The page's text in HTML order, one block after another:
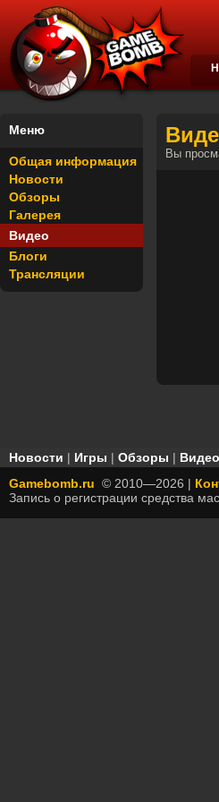
Меню
Общая информация
Новости
Обзоры
Галерея
Видео
Блоги
Трансляции
Вы
Новости | Игры | Обзоры | Видео
Gamebomb.ru © 2010—2026 |
Запись о регистрации средства